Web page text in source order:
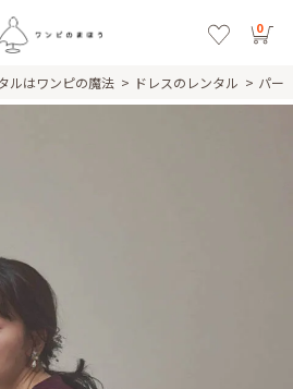
0
ルはワンピの魔法 ドレスのレンタル パー